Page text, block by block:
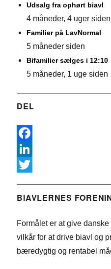
Udsalg fra ophørt biavl
4 måneder, 4 uger siden
Familier på LavNormal
5 måneder siden
Bifamilier sælges i 12:10
5 måneder, 1 uge siden
DEL
F
a
e
o
L
n
e
w
t
BIAVLERNES
Formålet er at give
vilkår for at drive biavl og
bæredygtig og rentabel